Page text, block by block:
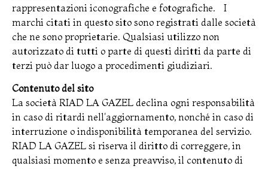
rappresentazioni iconografiche e fotografiche. I
marchi citati in questo sito sono registrati dalle società
che ne sono proprietarie. Qualsiasi utilizzo non
autorizzato di tutti o parte di questi diritti da parte di
terzi può dar luogo a procedimenti giudiziari.
Contenuto del sito
La società RIAD LA GAZEL declina ogni responsabilità
in caso di ritardi nell'aggiornamento, nonché in caso di
interruzione o indisponibilità temporanea del servizio.
RIAD LA GAZEL si riserva il diritto di correggere, in
qualsiasi momento e senza preavviso, il contenuto di